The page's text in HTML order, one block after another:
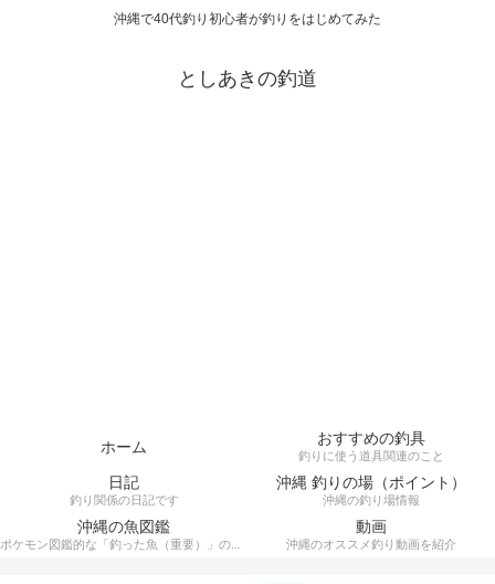
沖縄で40代釣り初心者が釣りをはじめてみた
としあきの釣道
ホーム おすすめの釣具
釣りに使う道具関連のこと
日記
釣り関係の日記です
沖縄 釣りの場（ポイント）
沖縄の釣り場情報
沖縄の魚図鑑
ポケモン図鑑的な「釣った魚（重要）」の記録。
動画
沖縄のオススメ釣り動画を紹介